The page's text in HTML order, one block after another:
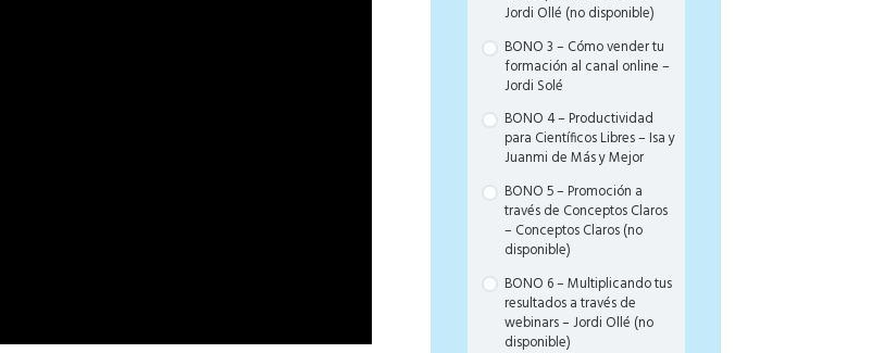
Jordi Ollé (no disponible)
BONO 3 – Cómo vender tu
formación al canal online –
Jordi Solé
BONO 4 – Productividad
para Científicos Libres – Isa y
Juanmi de Más y Mejor
BONO 5 – Promoción a
través de Conceptos Claros
– Conceptos Claros (no
disponible)
BONO 6 – Multiplicando tus
resultados a través de
webinars – Jordi Ollé (no
disponible)